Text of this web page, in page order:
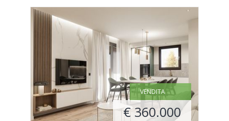
VENDITA
€ 360.000